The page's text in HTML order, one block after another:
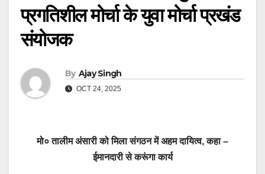
प्रगतिशील मोर्चा के युवा मोर्चा प्रखंड
संयोजक
By Ajay Singh
OCT 24, 2025
मो० तालीम अंसारी को मिला संगठन में अहम दायित्व, कहा –
ईमानदारी से करूंगा कार्य